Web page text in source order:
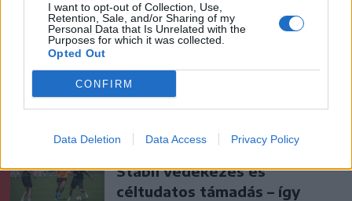
I want to opt-out of Collection, Use,
Retention, Sale, and/or Sharing of my
Personal Data that Is Unrelated with the
Purposes for which it was collected.
Opted Out
CONFIRM
Data Deletion Data Access Privacy Policy
Krónika
éves település nyomaira
bukkantak Nagyiklódon
Székely Sport
Stabil védekezés és
céltudatos támadás – így